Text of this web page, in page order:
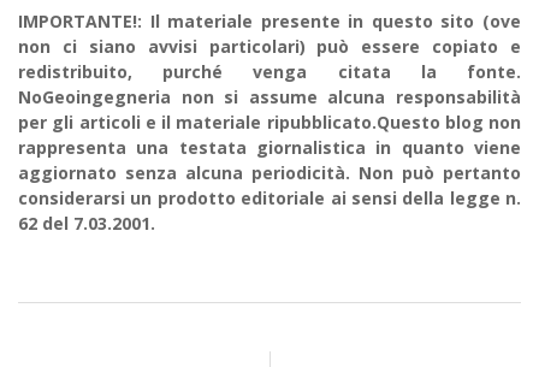
IMPORTANTE!: Il materiale presente in questo sito (ove
non ci siano avvisi particolari) può essere copiato e
redistribuito, purché venga citata la fonte.
NoGeoingegneria non si assume alcuna responsabilità
per gli articoli e il materiale ripubblicato.Questo blog non
rappresenta una testata giornalistica in quanto viene
aggiornato senza alcuna periodicità. Non può pertanto
considerarsi un prodotto editoriale ai sensi della legge n.
62 del 7.03.2001.